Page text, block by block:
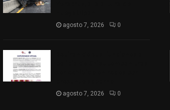
agosto 7, 2026 0
agosto 7, 2026 0